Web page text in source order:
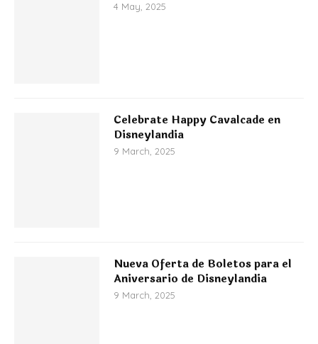
4 May, 2025
Celebrate Happy Cavalcade en
Disneylandia
9 March, 2025
Nueva Oferta de Boletos para el
Aniversario de Disneylandia
9 March, 2025